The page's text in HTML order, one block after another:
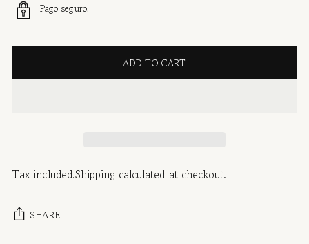
Pago seguro.
ADD TO CART
Tax included.Shipping calculated at checkout.
SHARE